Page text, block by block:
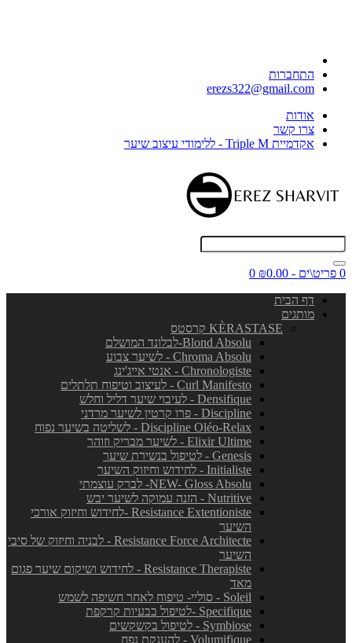
התחברות
erezs322@gmail.com
אודות
צרו קשר
אקדמיית Triple M - ללימודי עיצוב שיער
0 פריט\ים - ₪0.00
0
דף הבית
מותגים
KÈRASTASE קרסטס
Blond Absolu-לבלונד המושלם
Chroma Absolu - לשיער צבוע
Chronologiste - אנטי אייג'ינג
Curl Manifesto - לעיצוב וטיפוח תלתלים
Densifique - לעיבוי שיער דליל וחלש
Discipline - פרו קרטין לשיער מרדני
Discipline Oléo-Relax - לשליטה בשיער נפוח
Elixir Ultime - לשיער מבריק וזוהר
Genesis - לטיפול בנשירת שיער
Initialiste - לחידוש וחיזוק השיער
NEW- Gloss Absolu- לברק עוצמתי
Nutritive - הזנה עמוקה לשיער יבש
Resistance Extentioniste -לחידוש וחיזוק אורכי
השיער
Resistance Force Architecte - לבניה וחיזוק של סיבי
השיער
Resistance Therapiste - לחידוש ושיקום שיער פגום
מאד
Soleil - סוליי- טיפוח לאחר חשיפה לשמש
Specifique -לטיפול בבעיות קרקפת
Symbiose - לטיפול בקשקשים
Volumifique - להענקת נפח